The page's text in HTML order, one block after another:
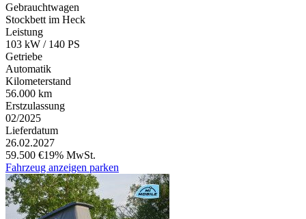
Gebrauchtwagen
Stockbett im Heck
Leistung
103 kW / 140 PS
Getriebe
Automatik
Kilometerstand
56.000 km
Erstzulassung
02/2025
Lieferdatum
26.02.2027
59.500 €19% MwSt.
Fahrzeug anzeigen parken